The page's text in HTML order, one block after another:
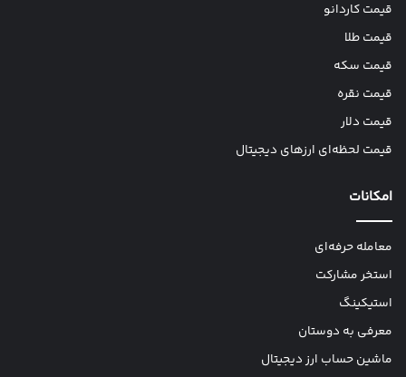
قیمت کاردانو
قیمت طلا
قیمت سکه
قیمت نقره
قیمت دلار
قیمت لحظه‌ای ارزهای دیجیتال
امکانات
معامله حرفه‌ای
استخر مشارکت
استیکینگ
معرفی به دوستان
ماشین حساب ارز دیجیتال